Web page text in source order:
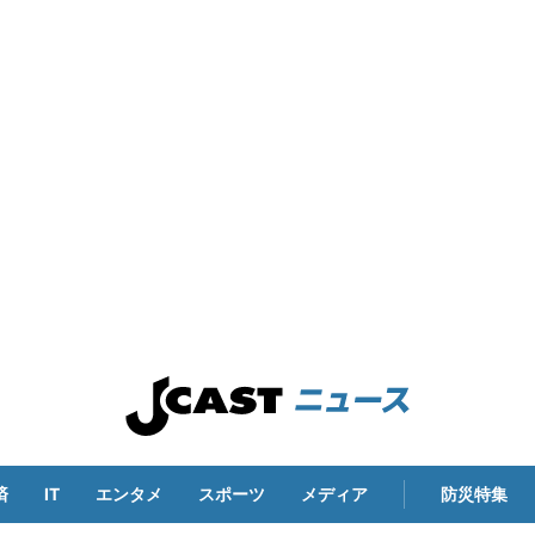
IT エンタメ スポーツ メディア 防災特集